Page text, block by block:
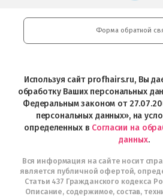
Play
и
Форма обратной
Используя сайт profhairs.ru, Вы
обработку Ваших персональных
Федеральным законом от
персональных данных», на
определенных в Согласии на
данных.
Вся информация на сайте носит
является публичной офертой,
Статьи 437 Гражданского кодекса
Описание, содержимое, состав,